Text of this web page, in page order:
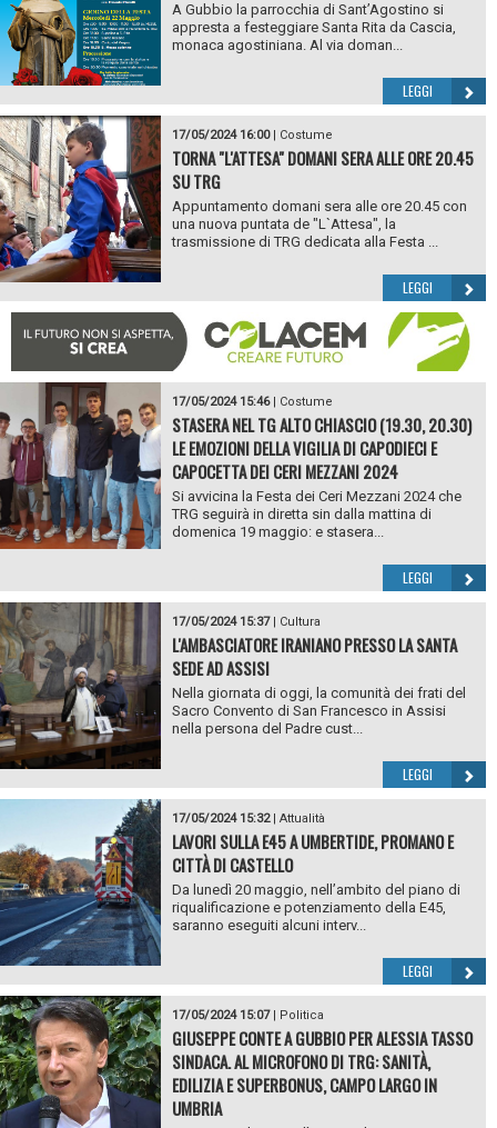
A Gubbio la parrocchia di Sant’Agostino si
appresta a festeggiare Santa Rita da Cascia,
monaca agostiniana. Al via doman...
LEGGI
17/05/2024 16:00| Costume
TORNA "L'ATTESA" DOMANI SERA ALLE ORE 20.45
SU TRG
Appuntamento domani sera alle ore 20.45 con
una nuova puntata de "L`Attesa", la
trasmissione di TRG dedicata alla Festa ...
LEGGI
17/05/2024 15:46| Costume
STASERA NEL TG ALTO CHIASCIO (19.30, 20.30)
LE EMOZIONI DELLA VIGILIA DI CAPODIECI E
CAPOCETTA DEI CERI MEZZANI 2024
Si avvicina la Festa dei Ceri Mezzani 2024 che
TRG seguirà in diretta sin dalla mattina di
domenica 19 maggio: e stasera...
LEGGI
17/05/2024 15:37| Cultura
L'AMBASCIATORE IRANIANO PRESSO LA SANTA
SEDE AD ASSISI
Nella giornata di oggi, la comunità dei frati del
Sacro Convento di San Francesco in Assisi
nella persona del Padre cust...
LEGGI
17/05/2024 15:32| Attualità
LAVORI SULLA E45 A UMBERTIDE, PROMANO E
CITTÀ DI CASTELLO
Da lunedì 20 maggio, nell’ambito del piano di
riqualificazione e potenziamento della E45,
saranno eseguiti alcuni interv...
LEGGI
17/05/2024 15:07| Politica
GIUSEPPE CONTE A GUBBIO PER ALESSIA TASSO
SINDACA. AL MICROFONO DI TRG: SANITÀ,
EDILIZIA E SUPERBONUS, CAMPO LARGO IN
UMBRIA